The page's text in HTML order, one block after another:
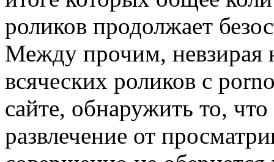
роликов продолжает
Между прочим, невзирая
всяческих роликов с
сайте, обнаружить то,
развлечение от